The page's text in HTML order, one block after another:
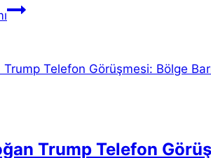
Teorik
Aşamaları
Trump Telefon